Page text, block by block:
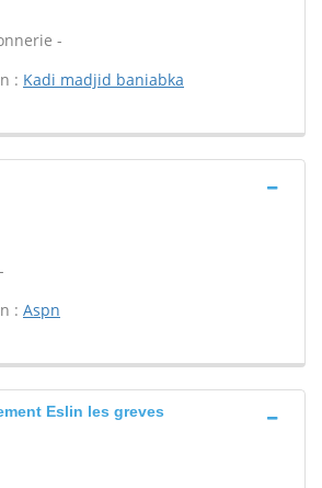
-
: Kadi madjid baniabka
: Aspn
Eslin les greves